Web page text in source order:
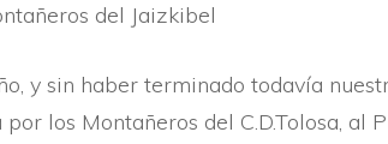
del Jaizkibel
y sin haber terminado todaví­a
los Montañeros del C.D.Tolosa, al